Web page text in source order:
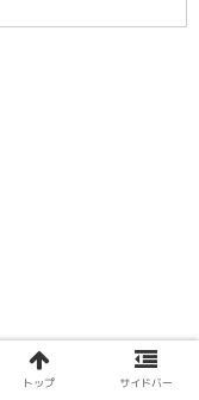
トップ サイドバー